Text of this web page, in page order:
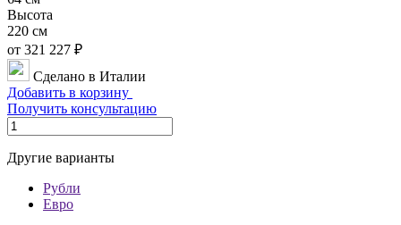
Высота
220 см
от 321 227 ₽
Сделано в Италии
Добавить в корзину
Получить консультацию
Другие варианты
Рубли
Евро